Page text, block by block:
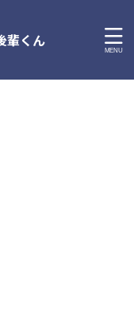
輩くん